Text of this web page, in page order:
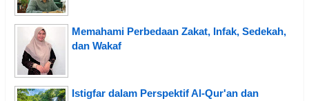
Memahami Perbedaan Zakat, Infak, Sedekah,
dan Wakaf
Istigfar dalam Perspektif Al-Qur'an dan